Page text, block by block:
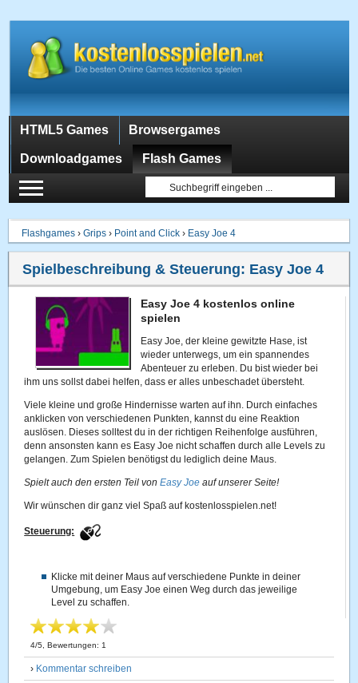
HTML5 Games Browsergames
Downloadgames Flash Games
Flashgames ›Grips › Point and Click › Easy Joe 4
Spielbeschreibung & Steuerung: Easy Joe 4
Easy Joe 4 kostenlos online
spielen
Easy Joe, der kleine gewitzte Hase, ist
wieder unterwegs, um ein spannendes
Abenteuer zu erleben. Du bist wieder bei
ihm uns sollst dabei helfen, dass er alles unbeschadet übersteht.
Viele kleine und große Hindernisse warten auf ihn. Durch einfaches
anklicken von verschiedenen Punkten, kannst du eine Reaktion
auslösen. Dieses solltest du in der richtigen Reihenfolge ausführen,
denn ansonsten kann es Easy Joe nicht schaffen durch alle Levels zu
gelangen. Zum Spielen benötigst du lediglich deine Maus.
Spielt auch den ersten Teil vonEasy Joe auf unserer Seite!
Wir wünschen dir ganz viel Spaß auf kostenlosspielen.net!
Steuerung:
Klicke mit deiner Maus auf verschiedene Punkte in deiner
Umgebung, um Easy Joe einen Weg durch das jeweilige
Level zu schaffen.
4/5 , Bewertungen: 1
› Kommentar schreiben